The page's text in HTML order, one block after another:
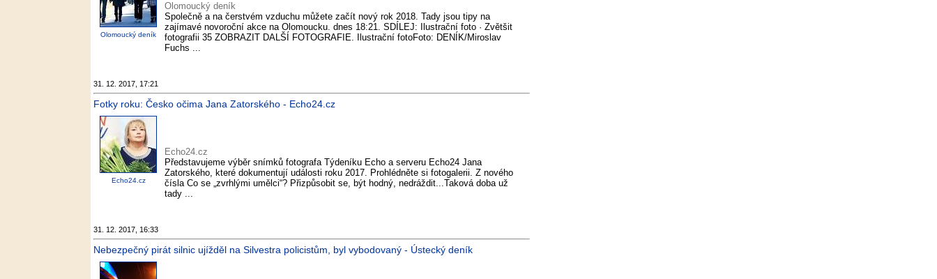
Olomoucký deník
Olomoucký deník
Společně a na čerstvém vzduchu můžete začít nový rok 2018. Tady jsou tipy na
zajímavé novoroční akce na Olomoucku. dnes 18:21. SDÍLEJ: Ilustrační foto · Zvětšit
fotografii 35 ZOBRAZIT DALŠÍ FOTOGRAFIE. Ilustrační fotoFoto: DENÍK/Miroslav
Fuchs ...
31. 12. 2017, 17:21
Fotky roku: Česko očima Jana Zatorského - Echo24.cz
Echo24.cz
Echo24.cz
Představujeme výběr snímků fotografa Týdeníku Echo a serveru Echo24 Jana
Zatorského, které dokumentují události roku 2017. Prohlédněte si fotogalerii. Z nového
čísla Co se „zvrhlými umělci“? Přizpůsobit se, být hodný, nedráždit...Taková doba už
tady ...
31. 12. 2017, 16:33
Nebezpečný pirát silnic ujížděl na Silvestra policistům, byl vybodovaný - Ústecký deník